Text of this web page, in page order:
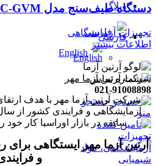
وبلاگ
فارسی
English
021-91008898
جستجو
منو
دستگاه طیف‌سنج مدل MAKC-GVM
تجهیزات آزمایشگاهی
اطلاعات بیشتر
شرکت آرتین آزما مهر
شرکت آرتین آزما مهر با هدف
سابقه در بازار اوراسیا کار خود
آرتین آزما مهر ایستگاهی برای
و